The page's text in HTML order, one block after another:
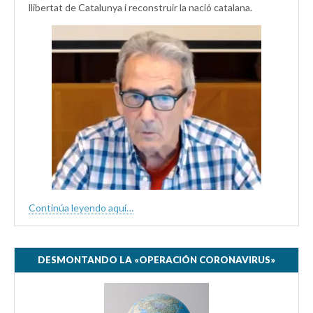
llibertat de Catalunya i reconstruir la nació catalana.
Continúa leyendo aquí…
DESMONTANDO LA «OPERACIÓN CORONAVIRUS»